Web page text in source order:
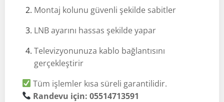
Montaj kolunu güvenli şekilde sabitler
LNB ayarını hassas şekilde yapar
Televizyonunuza kablo bağlantısını
gerçekleştirir
Tüm işlemler kısa süreli garantilidir.
Randevu için: 05514713591